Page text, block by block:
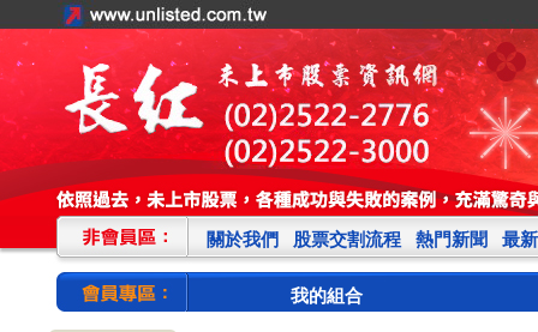
關於我們 股票交割流程 熱門新聞 最
我的組合